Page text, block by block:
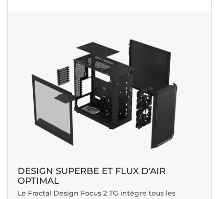
DESIGN SUPERBE ET FLUX D'AIR
OPTIMAL
Le Fractal Design Focus 2 TG intègre tous les